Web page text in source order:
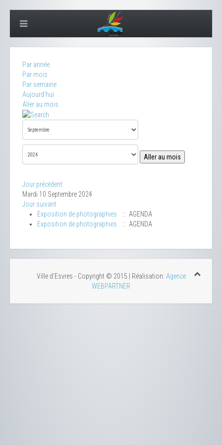
Par année
Par mois
Par semaine
Aujourd'hui
Aller au mois
Aller au mois
Jour précédent
Mardi 10 Septembre 2024
Jour suivant
Exposition de photographies
:: AGENDA
Exposition de photographies
:: AGENDA
Ville d'Esvres - Copyright © 2015 | Réalisation: Agence
WEBPARTNER